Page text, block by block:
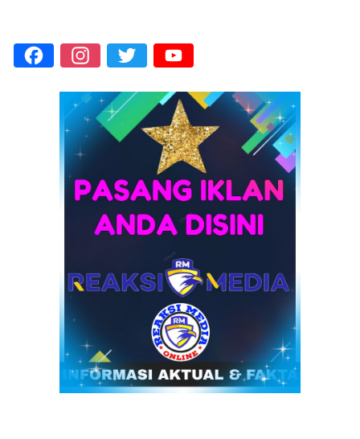
Facebook
Instagram
Twitter